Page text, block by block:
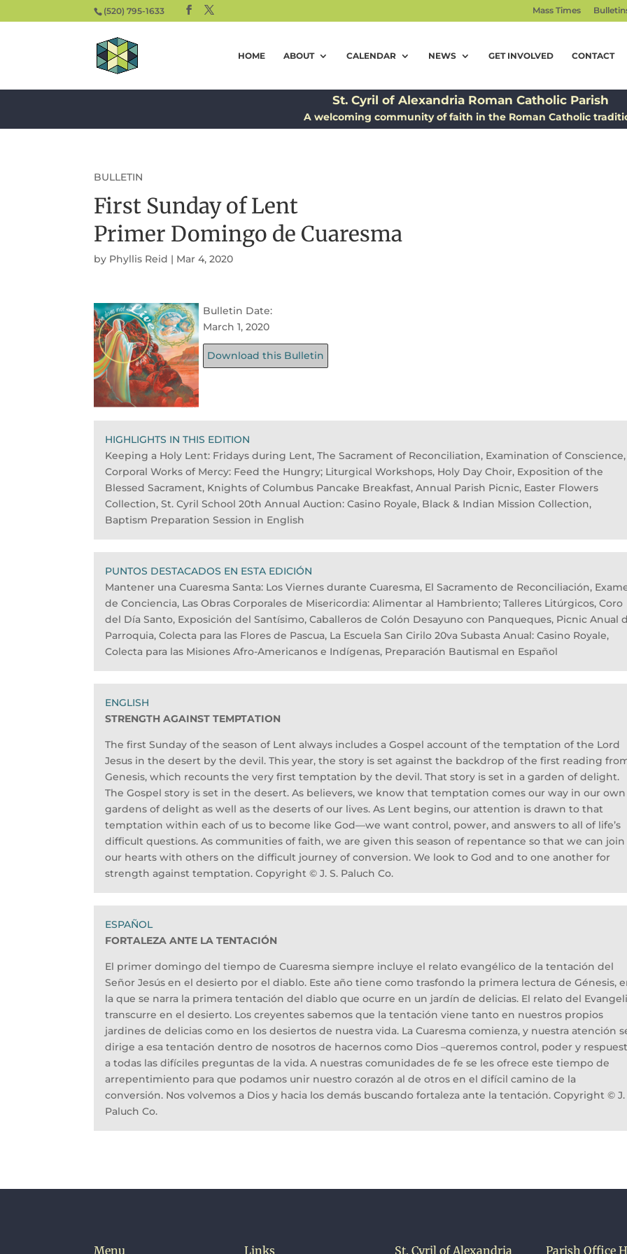
(520) 795-1633 Mass Times
HOME ABOUT CALENDAR NEWS GET INVOLVED CONTACT
St. Cyril of Alexandria Roman Catholic Parish
A welcoming community of faith in the Roman Catholic
BULLETIN
First Sunday of Lent
Primer Domingo de Cuaresma
by Phyllis Reid | Mar 4, 2020
Bulletin Date:
March 1, 2020
Download this Bulletin
HIGHLIGHTS IN THIS EDITION
Keeping a Holy Lent: Fridays during Lent, The Sacrament of Reconciliation, Examination of Conscience,
Corporal Works of Mercy: Feed the Hungry; Liturgical Workshops, Holy Day Choir, Exposition of the
Blessed Sacrament, Knights of Columbus Pancake Breakfast, Annual Parish Picnic, Easter Flowers
Collection, St. Cyril School 20th Annual Auction: Casino Royale, Black & Indian Mission Collection,
Baptism Preparation Session in English
PUNTOS DESTACADOS EN ESTA EDICIÓN
Mantener una Cuaresma Santa: Los Viernes durante Cuaresma, El Sacramento de Reconciliación,
de Conciencia, Las Obras Corporales de Misericordia: Alimentar al Hambriento; Talleres Litúrgicos, Coro
del Día Santo, Exposición del Santísimo, Caballeros de Colón Desayuno con Panqueques, Picnic Anual
Parroquia, Colecta para las Flores de Pascua, La Escuela San Cirilo 20va Subasta Anual: Casino Royale,
Colecta para las Misiones Afro-Americanos e Indígenas, Preparación Bautismal en Español
STRENGTH AGAINST TEMPTATION
The first Sunday of the season of Lent always includes a Gospel account of the temptation of the Lord
Jesus in the desert by the devil. This year, the story is set against the backdrop of the first reading
Genesis, which recounts the very first temptation by the devil. That story is set in a garden of delight.
The Gospel story is set in the desert. As believers, we know that temptation comes our way in our own
gardens of delight as well as the deserts of our lives. As Lent begins, our attention is drawn to that
temptation within each of us to become like God—we want control, power, and answers to all of life’s
difficult questions. As communities of faith, we are given this season of repentance so that we can join
our hearts with others on the difficult journey of conversion. We look to God and to one another for
strength against temptation. Copyright © J. S. Paluch Co.
FORTALEZA ANTE LA TENTACIÓN
El primer domingo del tiempo de Cuaresma siempre incluye el relato evangélico de la tentación del
Señor Jesús en el desierto por el diablo. Este año tiene como trasfondo la primera lectura de Génesis,
la que se narra la primera tentación del diablo que ocurre en un jardín de delicias. El relato del
transcurre en el desierto. Los creyentes sabemos que la tentación viene tanto en nuestros propios
jardines de delicias como en los desiertos de nuestra vida. La Cuaresma comienza, y nuestra atención
dirige a esa tentación dentro de nosotros de hacernos como Dios –queremos control, poder y
a todas las difíciles preguntas de la vida. A nuestras comunidades de fe se les ofrece este tiempo de
arrepentimiento para que podamos unir nuestro corazón al de otros en el difícil camino de la
conversión. Nos volvemos a Dios y hacia los demás buscando fortaleza ante la tentación. Copyright © J.
Paluch Co.
Menu Links St. Cyril of Alexandria Parish Office